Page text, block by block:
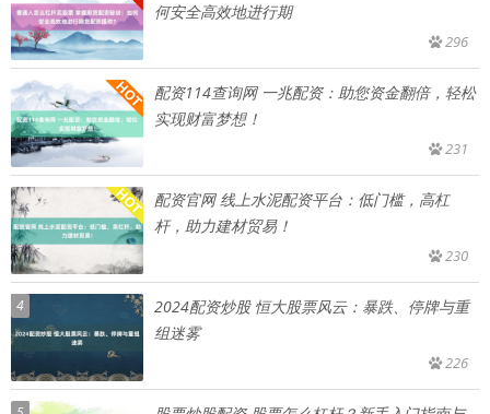
何安全高效地进行期
296
配资114查询网 一兆配资：助您资金翻倍，轻松
实现财富梦想！
231
配资官网 线上水泥配资平台：低门槛，高杠
杆，助力建材贸易！
230
4
2024配资炒股 恒大股票风云：暴跌、停牌与重
组迷雾
226